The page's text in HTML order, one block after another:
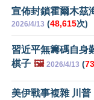
宣佈封鎖霍爾木茲
2026/4/13 (48,615次)
習近平無籌碼自身
棋子 🖼️ 2026/4/13 (
美伊戰事複雜 川